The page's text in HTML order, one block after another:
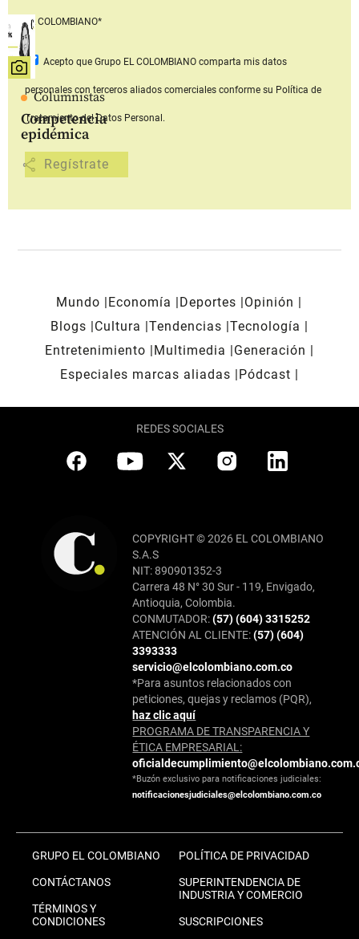
Columnistas
Competencia
epidémica
share
EL COLOMBIANO*
Acepto que Grupo EL COLOMBIANOcomparta mis datos
personales con terceros aliados comerciales conforme su Política de
Tratamiento del Datos Personal.
Mundo Economía Deportes
Opinión
Blogs
Cultura Tendencias Tecnología
Entretenimiento
Multimedia
Generación
Especiales marcas aliadas
Pódcast
REDES SOCIALES
COPYRIGHT © 2026 EL COLOMBIANO
S.A.S
NIT: 890901352-3
Carrera 48 N° 30 Sur - 119, Envigado,
Antioquia, Colombia.
CONMUTADOR:(57) (604) 3315252
ATENCIÓN AL CLIENTE:(57) (604)
3393333
servicio@elcolombiano.com.co
*Para asuntos relacionados con
peticiones, quejas y reclamos (PQR),
haz clic aquí
PROGRAMA DE TRANSPARENCIA Y
ÉTICA EMPRESARIAL:
*Buzón exclusivo para notificaciones judiciales:
notificacionesjudiciales@elcolombiano.com.co
GRUPO EL COLOMBIANO
CONTÁCTANOS
TÉRMINOS Y
CONDICIONES
POLÍTICA DE PRIVACIDAD
SUPERINTENDENCIA DE
INDUSTRIA Y COMERCIO
SUSCRIPCIONES